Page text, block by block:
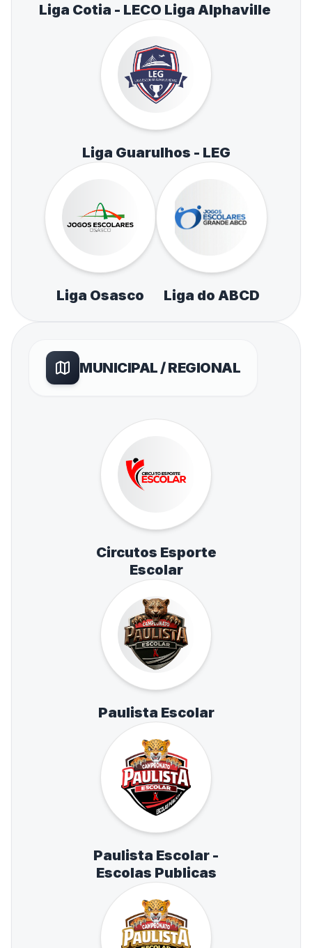
Liga Cotia - LECO Liga Alphaville
Liga Guarulhos - LEG
Liga Osasco Liga do ABCD
MUNICIPAL / REGIONAL
Circutos Esporte
Escolar
Paulista Escolar
Paulista Escolar -
Escolas Publicas